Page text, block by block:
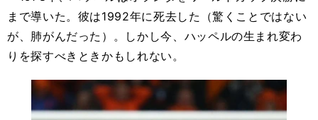
まで導いた。彼は1992年に死去した（驚くことではない
が、肺がんだった）。しかし今、ハッペルの生まれ変わ
りを探すべきときかもしれない。